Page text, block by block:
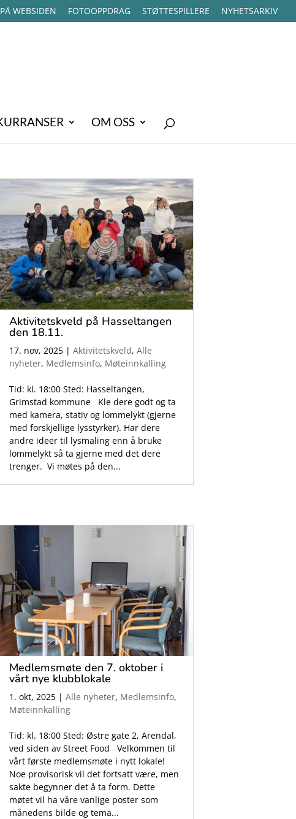
WEBSIDEN FOTOOPPDRAG STØTTESPILLERE NYHETSARKIV
OM OSS
Aktivitetskveld på Hasseltangen
den 18.11.
17. nov, 2025 |Aktivitetskveld,Alle
nyheter, Medlemsinfo, Møteinnkalling
Tid: kl. 18:00 Sted: Hasseltangen,
Grimstad kommune Kle dere godt og ta
med kamera, stativ og lommelykt (gjerne
med forskjellige lysstyrker). Har dere
andre ideer til lysmaling enn å bruke
lommelykt så ta gjerne med det dere
trenger. Vi møtes på den...
Medlemsmøte den 7. oktober i
vårt nye klubblokale
1. okt, 2025 |Alle nyheter, Medlemsinfo,
Møteinnkalling
Tid: kl. 18:00 Sted: Østre gate 2, Arendal,
ved siden av Street Food Velkommen til
vårt første medlemsmøte i nytt lokale!
Noe provisorisk vil det fortsatt være, men
sakte begynner det å ta form. Dette
møtet vil ha våre vanlige poster som
månedens bilde og tema...